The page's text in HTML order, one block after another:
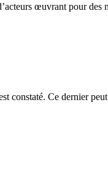
œuvrant pour des
constaté. Ce dernier